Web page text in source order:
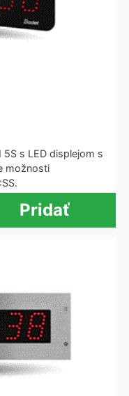
5S s LED displejom s
možnosti